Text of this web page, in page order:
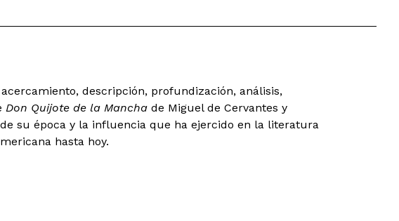
descripción, profundización, análisis,
Don Quijote de la Mancha de Miguel de Cervantes y
su época y la influencia que ha ejercido en la literatura
hasta hoy.